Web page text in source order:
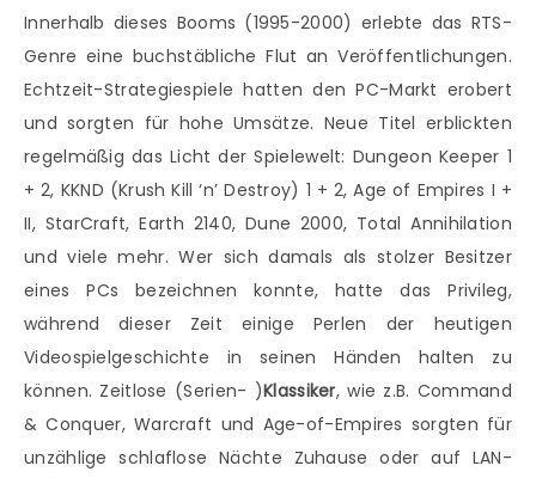
Innerhalb dieses Booms (1995-2000) erlebte das RTS-
Genre eine buchstäbliche Flut an Veröffentlichungen.
Echtzeit-Strategiespiele hatten den PC-Markt erobert
und sorgten für hohe Umsätze. Neue Titel erblickten
regelmäßig das Licht der Spielewelt: Dungeon Keeper 1
+ 2, KKND (Krush Kill ‘n’ Destroy) 1 + 2, Age of Empires I +
II, StarCraft, Earth 2140, Dune 2000, Total Annihilation
und viele mehr. Wer sich damals als stolzer Besitzer
eines PCs bezeichnen konnte, hatte das Privileg,
während dieser Zeit einige Perlen der heutigen
Videospielgeschichte in seinen Händen halten zu
können. Zeitlose (Serien- )Klassiker, wie z.B. Command
& Conquer, Warcraft und Age-of-Empires sorgten für
unzählige schlaflose Nächte Zuhause oder auf LAN-